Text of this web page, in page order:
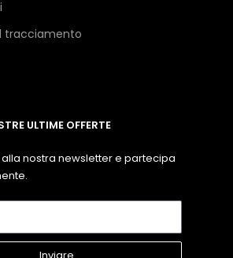
tracciamento
ULTIME OFFERTE
alla nostra newsletter e partecipa